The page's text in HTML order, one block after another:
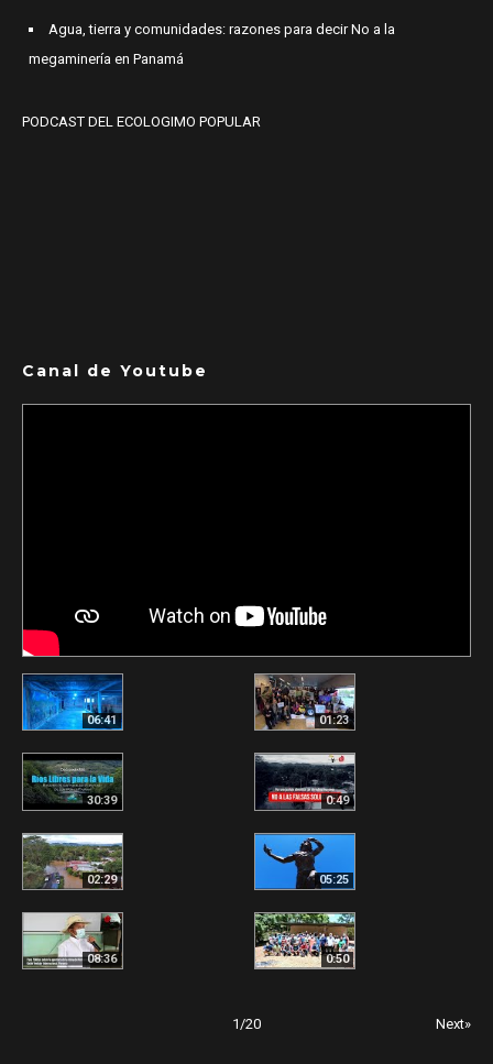
Agua, tierra y comunidades: razones para decir No a la
megaminería en Panamá
PODCAST DEL ECOLOGIMO POPULAR
Canal de Youtube
06:41 01:23
30:39 0:49
02:29 05:25
08:36 0:50
1/20 Next»